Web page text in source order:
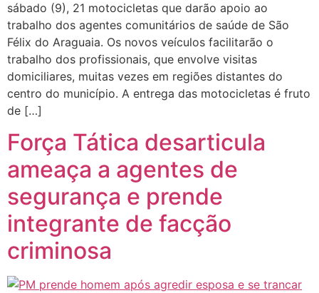
sábado (9), 21 motocicletas que darão apoio ao
trabalho dos agentes comunitários de saúde de São
Félix do Araguaia. Os novos veículos facilitarão o
trabalho dos profissionais, que envolve visitas
domiciliares, muitas vezes em regiões distantes do
centro do município. A entrega das motocicletas é fruto
de […]
Força Tática desarticula
ameaça a agentes de
segurança e prende
integrante de facção
criminosa